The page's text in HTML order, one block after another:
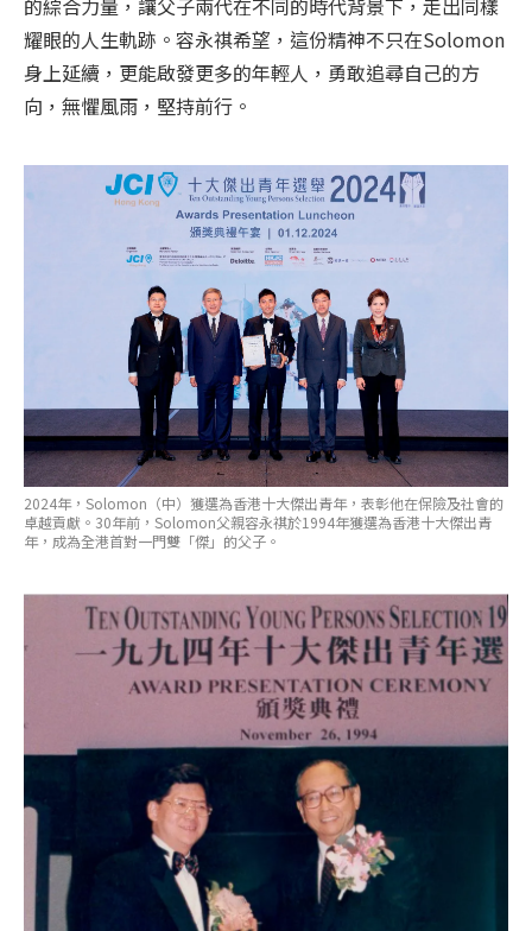
耀眼的人生軌跡。容永祺希望，這份精神不只在Solomon
身上延續，更能啟發更多的年輕人，勇敢追尋自己的方
向，無懼風雨，堅持前行。
2024年，Solomon（中）獲選為香港十大傑出青年，表彰他在保險及社會的
卓越貢獻。30年前，Solomon父親容永祺於1994年獲選為香港十大傑出青
年，成為全港首對一門雙「傑」的父子。